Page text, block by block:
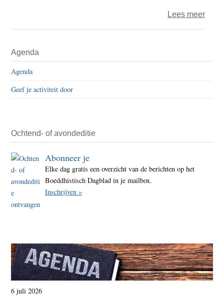
Lees meerover
Sidebar
Agenda
Agenda
Geef je activiteit door
Ochtend- of avondeditie
Abonneer je
Elke dag gratis een overzicht van de berichten op het
Boeddhistisch Dagblad in je mailbox.
Inschrijven »
6 juli 2026